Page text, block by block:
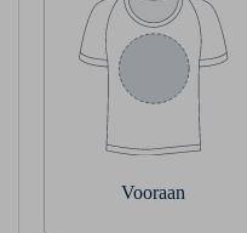
Vooraan